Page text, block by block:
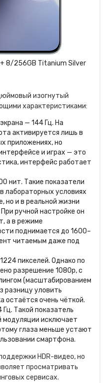
8/256GB Titanium Silver
изогнутый
характеристиками:
— 144 Гц. На
активируется лишь в
приложениях, но
и играх — это
интерфейс работает
нит. Такие показатели
лабораторных условиях
но и в реальной жизни
ручной настройке он
а в режиме
поднимается до 1600–
читаемым даже под
пикселей. Однако по
разрешение 1080p, с
(масштабированием
разницу уловить
остаётся очень чёткой.
Такой показатель
исключает
глаза меньше устают
смартфона.
HDR-видео, но
просматривать
сервисах.